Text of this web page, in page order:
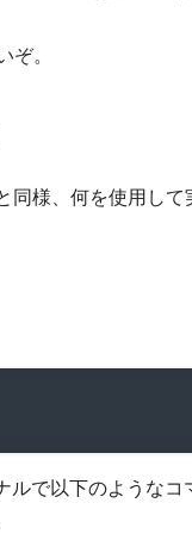
ぞ。
同様、何を使用して
ルで以下のようなコ